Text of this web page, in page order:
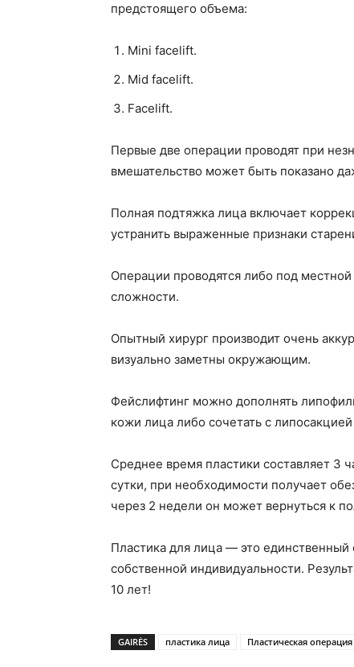
предстоящего объема:
Mini facelift.
Mid facelift.
Facelift.
Первые две операции проводят при
вмешательство может быть показано
Полная подтяжка лица включает
устранить выраженные признаки
Операции проводятся либо под
сложности.
Опытный хирург производит очень
визуально заметны окружающим.
Фейслифтинг можно дополнять
кожи лица либо сочетать с
Среднее время пластики составляет 3
сутки, при необходимости получает
через 2 недели он может вернуться к
Пластика для лица — это единственный
собственной индивидуальности.
10 лет!
GAIRĖS пластика лица Пластическая операция